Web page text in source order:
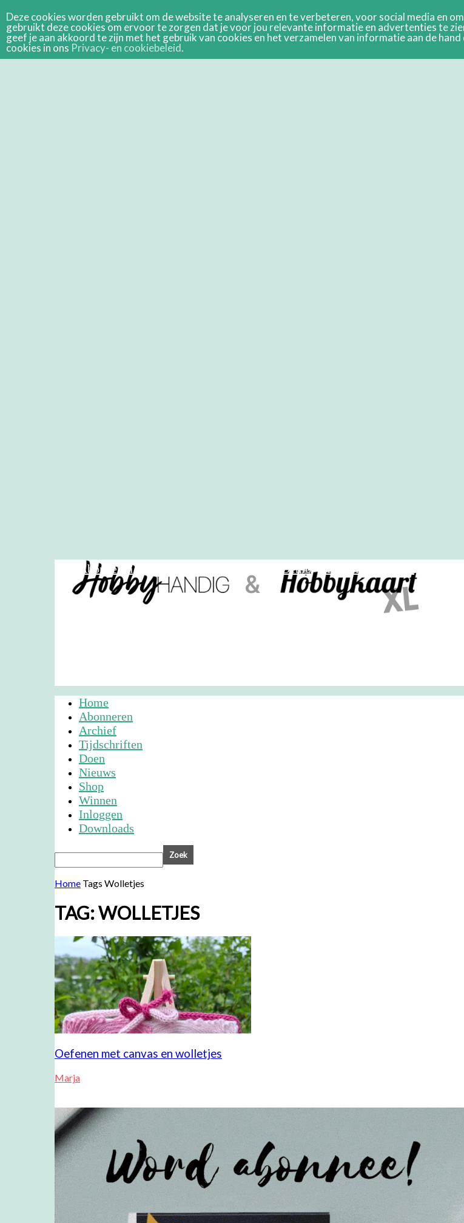
Abonneren Demo Archief
Home
Abonneren
Archief
Tijdschriften
Doen
Nieuws
Shop
Winnen
Inloggen
Downloads
Home Tags Wolletjes
TAG: WOLLETJES
Oefenen met canvas en wolletjes
Marja
Deze cookies worden gebruikt om de website te analyseren en te verbeteren, voor social media en
gebruikt deze cookies om ervoor te zorgen dat je voor jou relevante informatie en advertenties te
geef je aan akkoord te zijn met het gebruik van cookies en het verzamelen van informatie aan de
cookies in ons Privacy- en cookiebeleid.